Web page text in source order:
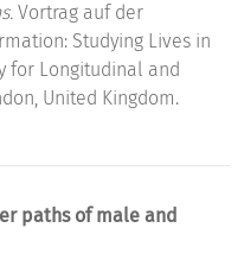
Vortrag auf der
Studying Lives in
for Longitudinal and
United Kingdom.
paths of male and